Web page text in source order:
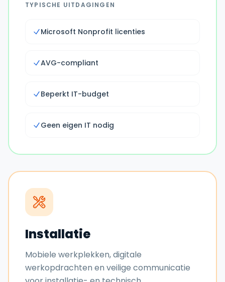
TYPISCHE UITDAGINGEN
Microsoft Nonprofit licenties
AVG-compliant
Beperkt IT-budget
Geen eigen IT nodig
Installatie
Mobiele werkplekken, digitale
werkopdrachten en veilige communicatie